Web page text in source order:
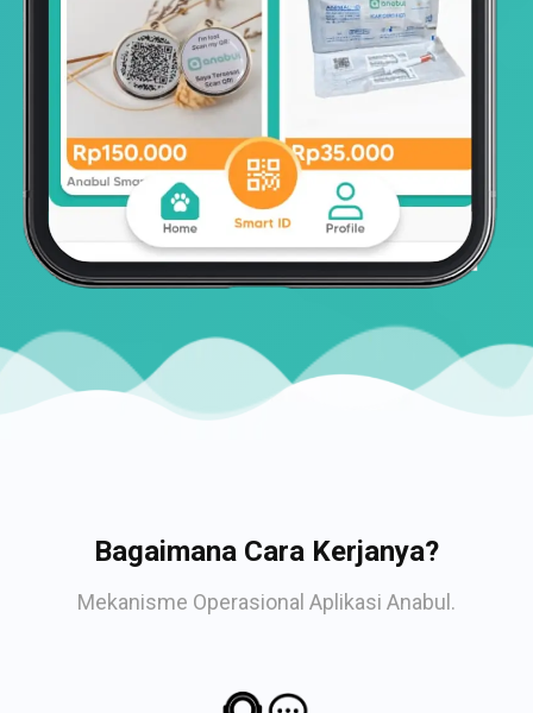
Bagaimana Cara Kerjanya?
Mekanisme Operasional Aplikasi Anabul.